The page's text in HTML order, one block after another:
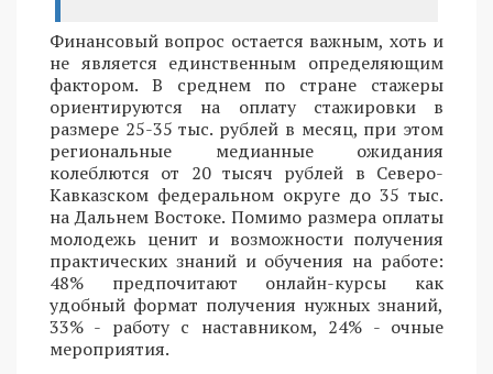
Финансовый вопрос остается важным, хоть и
не является единственным определяющим
фактором. В среднем по стране стажеры
ориентируются на оплату стажировки в
размере 25-35 тыс. рублей в месяц, при этом
региональные медианные ожидания
колеблются от 20 тысяч рублей в Северо-
Кавказском федеральном округе до 35 тыс.
на Дальнем Востоке. Помимо размера оплаты
молодежь ценит и возможности получения
практических знаний и обучения на работе:
48% предпочитают онлайн-курсы как
удобный формат получения нужных знаний,
33% - работу с наставником, 24% - очные
мероприятия.